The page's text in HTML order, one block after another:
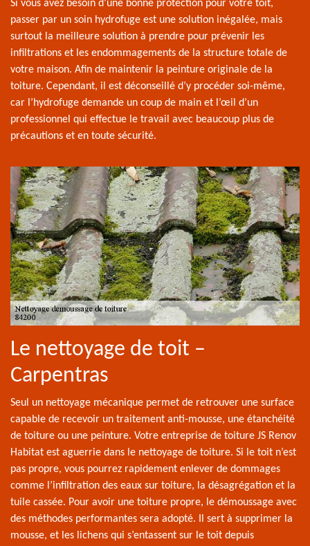
Si vous avez besoin d’une bonne protection pour votre toit,
passer par un soin hydrofuge est une solution inégalée, mais
surtout la meilleure solution à prendre pour prévenir les
infiltrations et les endommagements de la structure totale de
votre maison. Afin de maintenir la peinture originale de la
toiture. Cependant, il est déconseillé d’y procéder soi-même,
car l’hydrofuge demande un coup de main et l’œil d’un
professionnel qui effectue le travail avec beaucoup plus de
précautions et en toute sécurité.
Le nettoyage de toit –
Carpentras
Seul un nettoyage mécanique permet de retrouver une surface
capable de recevoir un traitement anti-mousse, une étanchéité
de toiture ou une peinture. Votre entreprise de toiture JS Renov
Habitat est aguerrie dans le nettoyage de toiture. Si le toit n’est
pas propre, vous pourrez rapidement enlever de dommages
comme l’infiltration des eaux sur toiture, la désagrégation et la
tuile cassée. Pour avoir une toiture propre, le démoussage avec
des méthodes performantes sera adopté. Il sert à supprimer la
mousse, et les lichens qui s’entassent sur le toit depuis